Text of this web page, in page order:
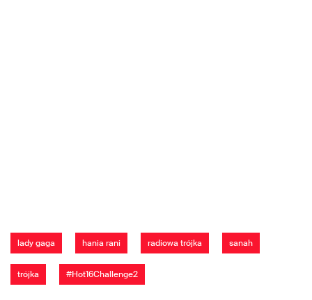
lady gaga hania rani radiowa trójka sanah
trójka #Hot16Challenge2